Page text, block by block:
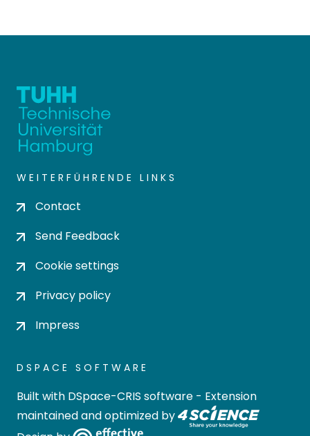
WEITERFÜHRENDE LINKS
Contact
Send Feedback
Cookie settings
Privacy policy
Impress
DSPACE SOFTWARE
Built with DSpace-CRIS software - Extension
maintained and optimized by